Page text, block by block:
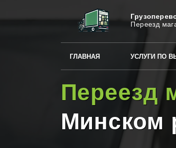
Переезд
ГЛАВНАЯ УСЛУГИ ПО
Переезд
Минском